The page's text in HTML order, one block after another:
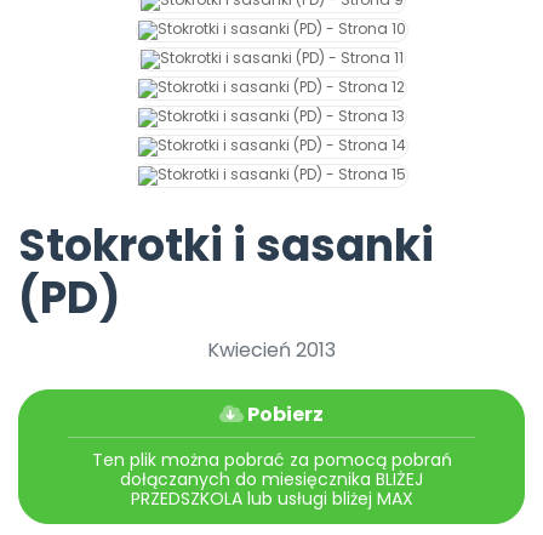
Archiwalne numery
Pomoc
Promocje
Stokrotki i sasanki
(PD)
Kwiecień 2013
Pobierz
Ten plik można pobrać za pomocą pobrań
dołączanych do miesięcznika BLIŻEJ
PRZEDSZKOLA lub usługi bliżej MAX